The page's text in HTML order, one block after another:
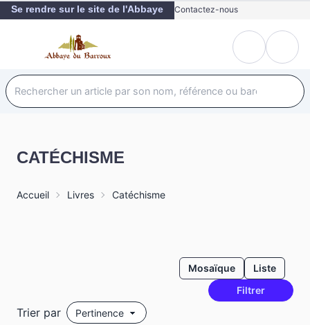
Se rendre sur le site de l'Abbaye Contactez-nous
CATÉCHISME
Accueil Livres Catéchisme
Filtrer
Mosaïque Liste
Trier par